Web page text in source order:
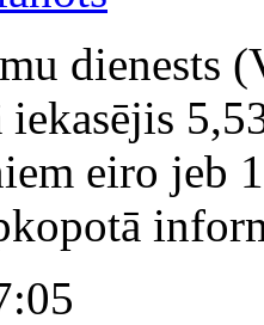
dienests
iekasējis
eiro jeb